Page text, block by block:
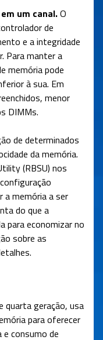
um canal.O
de
e a integridade
Para manter a
memória pode
à sua. Em
menor
DIMMs.
de determinados
da memória.
(RBSU) nos
a memória a ser
do que a
para economizar no
sobre as
quarta geração, usa
para oferecer
consumo de